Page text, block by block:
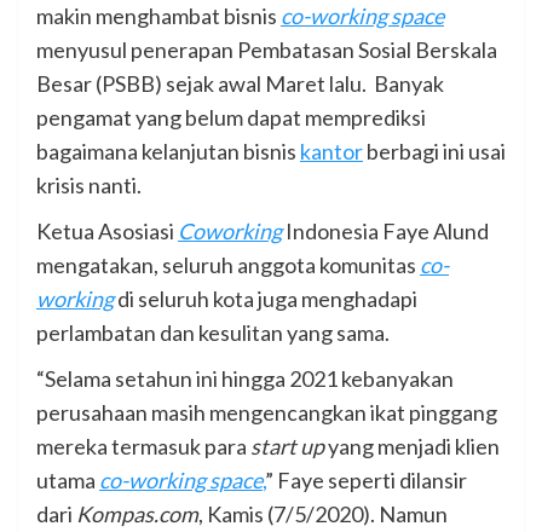
makin menghambat bisnis co-working space
menyusul penerapan Pembatasan Sosial Berskala
Besar (PSBB) sejak awal Maret lalu. Banyak
pengamat yang belum dapat memprediksi
bagaimana kelanjutan bisnis kantorberbagi ini usai
krisis nanti.
Ketua Asosiasi CoworkingIndonesia Faye Alund
mengatakan, seluruh anggota komunitas co-
workingdi seluruh kota juga menghadapi
perlambatan dan kesulitan yang sama.
“Selama setahun ini hingga 2021 kebanyakan
perusahaan masih mengencangkan ikat pinggang
mereka termasuk para start upyang menjadi klien
utama co-working space,” Faye seperti dilansir
dari Kompas.com, Kamis (7/5/2020). Namun